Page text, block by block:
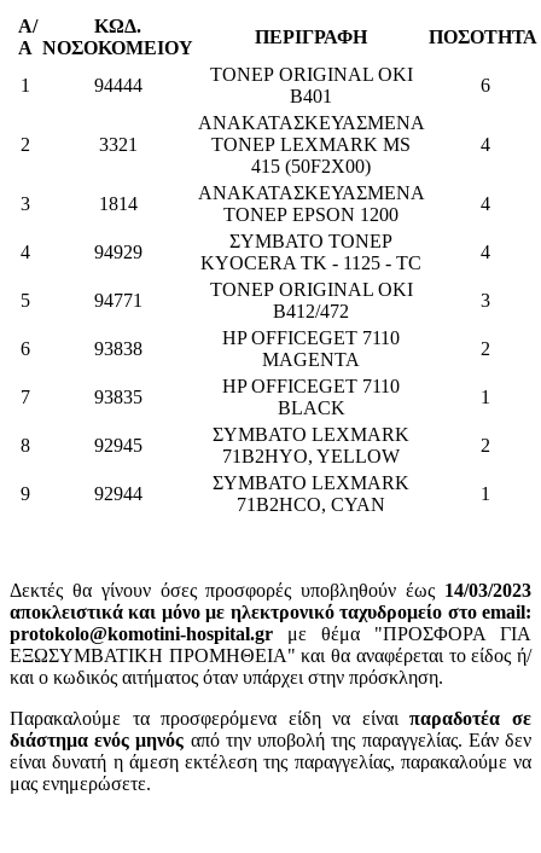
Α/
Α
ΚΩΔ.
ΝΟΣΟΚΟΜΕΙΟΥ
ΠΕΡΙΓΡΑΦΗ ΠΟΣΟΤΗΤΑ
1 94444
ΤΟΝΕΡ ORIGINAL OKI
B401
6
2 3321
ΑΝΑΚΑΤΑΣΚΕΥΑΣΜΕΝΑ
ΤΟΝΕΡ LEXMARK MS
415 (50F2X00)
4
3 1814
ΑΝΑΚΑΤΑΣΚΕΥΑΣΜΕΝΑ
ΤΟΝΕΡ EPSON 1200
4
4 94929
ΣΥΜΒΑΤΟ ΤΟΝΕΡ
KYOCERA TK - 1125 - TC
4
5 94771
ΤΟΝΕΡ ORIGINAL OKI
B412/472
3
6 93838
HP OFFICEGET 7110
MAGENTA
2
7 93835
HP OFFICEGET 7110
BLACK
1
8 92945
ΣΥΜΒΑΤΟ LEXMARK
71B2HYO, YELLOW
2
9 92944
ΣΥΜΒΑΤΟ LEXMARK
71B2HCO, CYAN
1
Δεκτές θα γίνουν όσες προσφορές υποβληθούν έως 14/03/2023
αποκλειστικά και μόνο με ηλεκτρονικό ταχυδρομείο στο email:
protokolo@komotini-hospital.gr με θέμα "ΠΡΟΣΦΟΡΑ ΓΙΑ
ΕΞΩΣΥΜΒΑΤΙΚΗ ΠΡΟΜΗΘΕΙΑ" και θα αναφέρεται το είδος ή/
και ο κωδικός αιτήματος όταν υπάρχει στην πρόσκληση.
Παρακαλούμε τα προσφερόμενα είδη να είναιπαραδοτέα σε
διάστημα ενός μηνός από την υποβολή της παραγγελίας. Εάν δεν
είναι δυνατή η άμεση εκτέλεση της παραγγελίας, παρακαλούμε να
μας ενημερώσετε.